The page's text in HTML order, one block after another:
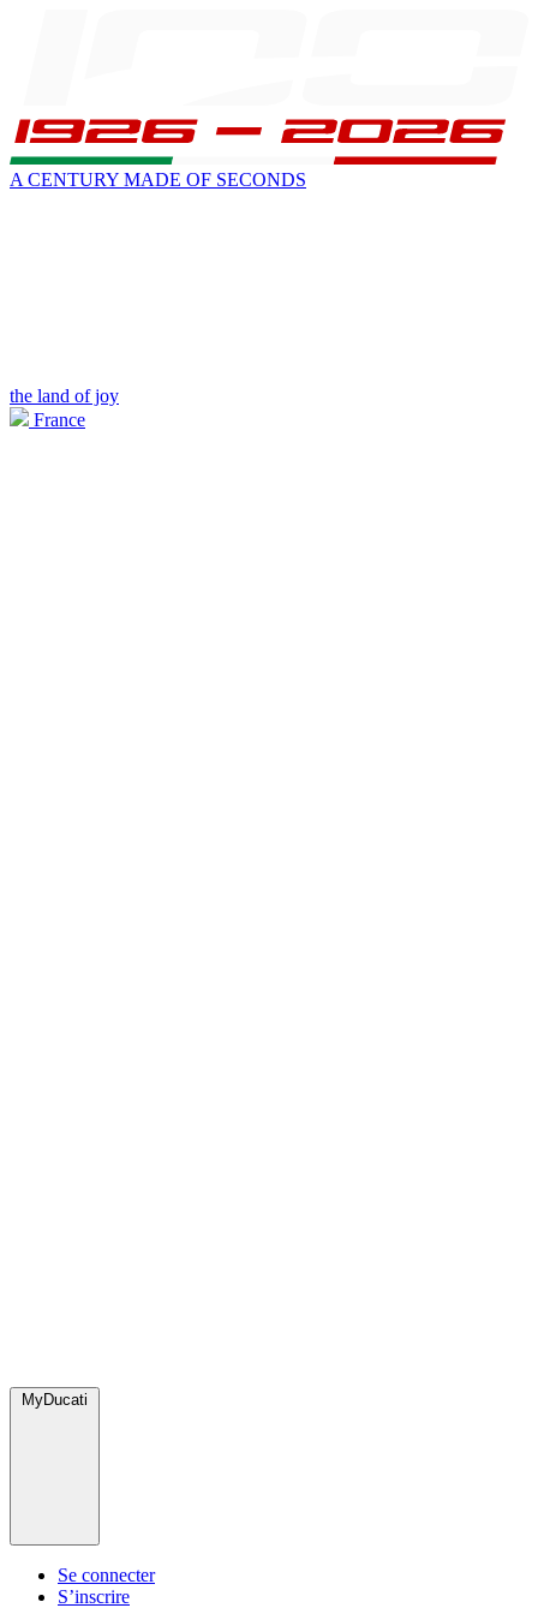
A CENTURY MADE OF SECONDS
the land of joy
France
MyDucati
Se connecter
S’inscrire